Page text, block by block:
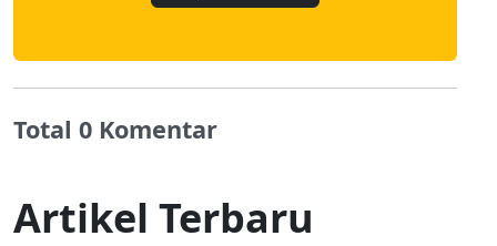
Total 0 Komentar
Artikel Terbaru